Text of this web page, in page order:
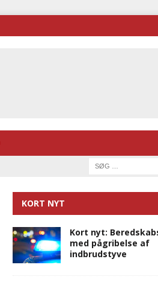
KORT NYT
Kort nyt:
med pågribelse af
indbrudstyve